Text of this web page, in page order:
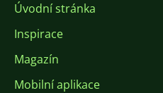
Úvodní stránka
Inspirace
Magazín
Mobilní aplikace